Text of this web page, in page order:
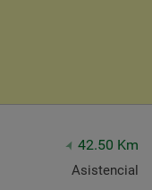
42.50 Km
Asistencial